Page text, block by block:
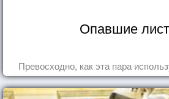
Опавшие
Превосходно, как эта пара